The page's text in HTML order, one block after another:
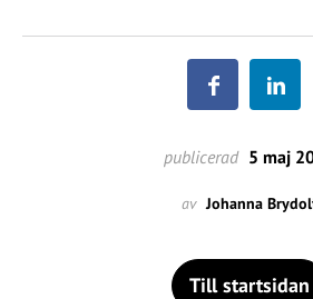
publicerad 5 maj
av Johanna
Till startsidan